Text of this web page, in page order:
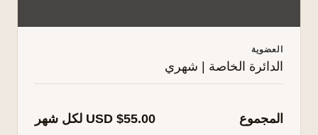
العضوية
الدائرة الخاصة | شهري
المجموع USD $55.00 لكل شهر